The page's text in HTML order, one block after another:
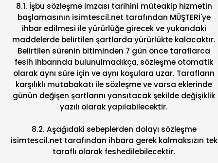
8.1. İşbu sözleşme imzası tarihini müteakip hizmetin
başlamasının isimtescil.net tarafından MÜŞTERİ'ye
ihbar edilmesi ile yürürlüğe girecek ve yukarıdaki
maddelerde belirtilen şartlarda yürürlükte kalacaktır.
Belirtilen sürenin bitiminden 7 gün önce taraflarca
fesih ihbarında bulunulmadıkça, sözleşme otomatik
olarak aynı süre için ve aynı koşulara uzar. Tarafların
karşılıklı mutabakatı ile sözleşme ve varsa eklerinde
günün değişen şartlarını yansıtacak şekilde değişiklik
yazılı olarak yapılabilecektir.
8.2. Aşağıdaki sebeplerden dolayı sözleşme
isimtescil.net tarafından ihbara gerek kalmaksızın tek
taraflı olarak feshedilebilecektir.